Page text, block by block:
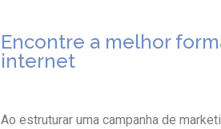
Encontre a melhor
internet
Ao estruturar uma campanha de